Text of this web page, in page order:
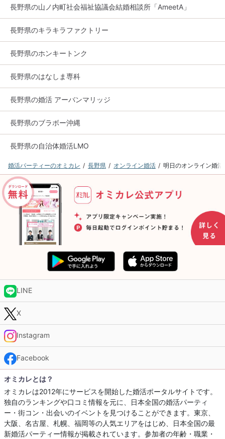
長野県の山ノ内町社会福祉協議会結婚相談所「AmeetA」
長野県のキラキラファクトリー
長野県のホンキートンク
長野県のはなしま専科
長野県の婚活 アーバンマリッジ
長野県のブラボー沖縄
長野県の自治体婚活LMO
婚活パーティーのオミカレ 長野県 オンライン婚活 明日のオンライン婚活
LINE
X
Instagram
Facebook
オミカレとは？
オミカレは2012年にサービスを開始した婚活ポータルサイトです。
独自のランキングや口コミ情報を元に、日本全国の婚活パーティ
ー・街コン・出会いのイベントを見つけることができます。東京、
大阪、名古屋、札幌、福岡等の人気エリアをはじめ、日本全国の最
新婚活パーティー情報が掲載されています。参加者の年齢・職業・